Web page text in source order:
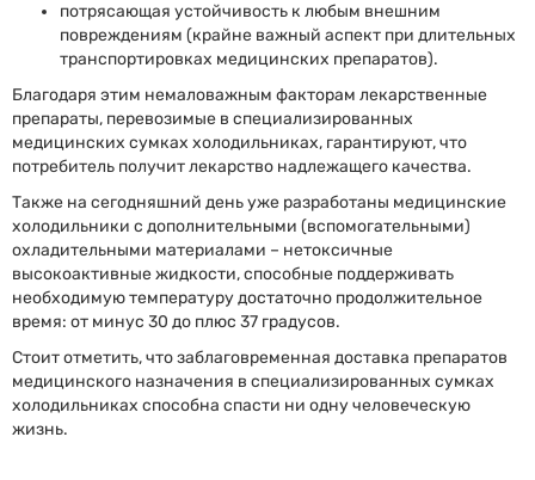
потрясающая устойчивость к любым внешним
повреждениям (крайне важный аспект при длительных
транспортировках медицинских препаратов).
Благодаря этим немаловажным факторам лекарственные
препараты, перевозимые в специализированных
медицинских сумках холодильниках, гарантируют, что
потребитель получит лекарство надлежащего качества.
Также на сегодняшний день уже разработаны медицинские
холодильники с дополнительными (вспомогательными)
охладительными материалами – нетоксичные
высокоактивные жидкости, способные поддерживать
необходимую температуру достаточно продолжительное
время: от минус 30 до плюс 37 градусов.
Стоит отметить, что заблаговременная доставка препаратов
медицинского назначения в специализированных сумках
холодильниках способна спасти ни одну человеческую
жизнь.